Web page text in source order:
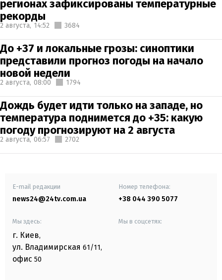
регионах зафиксированы температурные
рекорды
2 августа, 14:52 3684
До +37 и локальные грозы: синоптики
представили прогноз погоды на начало
новой недели
2 августа, 08:00 1794
Дождь будет идти только на западе, но
температура поднимется до +35: какую
погоду прогнозируют на 2 августа
2 августа, 06:57 2702
E-mail редакции
news24@24tv.com.ua
Номер телефона:
+38 044 390 5077
Мы здесь:
г. Киев,
ул. Владимирская 61/11,
офис 50
Мы в соцсетях: